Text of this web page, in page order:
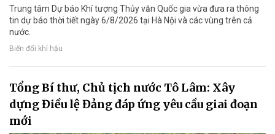
Trung tâm Dự báo Khí tượng Thủy văn Quốc gia vừa đưa ra thông
tin dự báo thời tiết ngày 6/8/2026 tại Hà Nội và các vùng trên cả
nước.
Biến đổi khí hậu
Tổng Bí thư, Chủ tịch nước Tô Lâm: Xây
dựng Điều lệ Đảng đáp ứng yêu cầu giai đoạn
mới